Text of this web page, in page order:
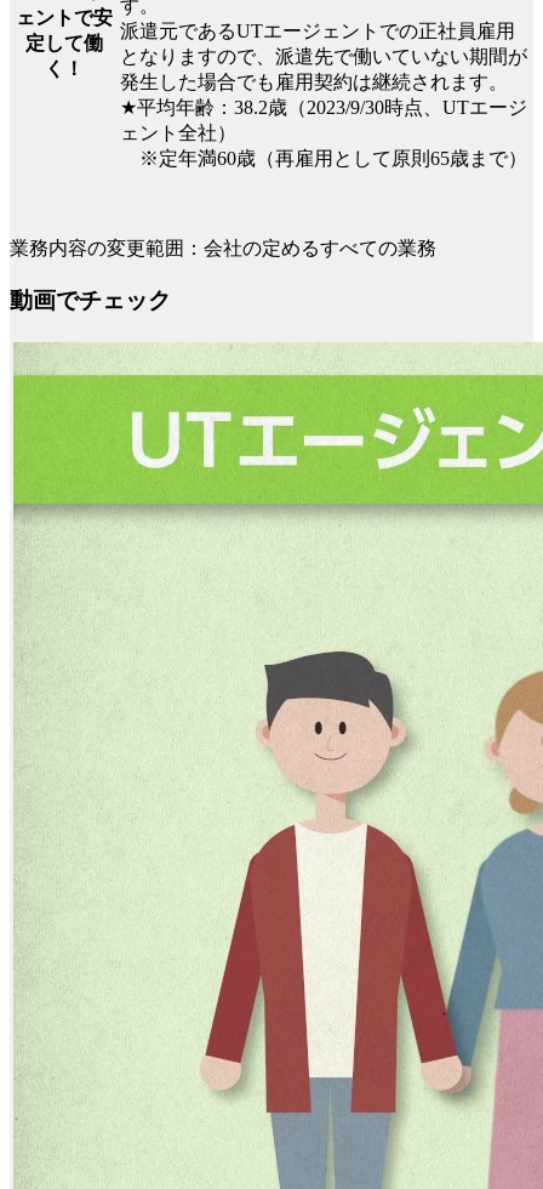
ェントで安
定して働
く！
す。
派遣元であるUTエージェントでの正社員雇用
となりますので、派遣先で働いていない期間が
発生した場合でも雇用契約は継続されます。
★平均年齢：38.2歳（2023/9/30時点、UTエージ
ェント全社）
※定年満60歳（再雇用として原則65歳まで）
業務内容の変更範囲：会社の定めるすべての業務
動画でチェック